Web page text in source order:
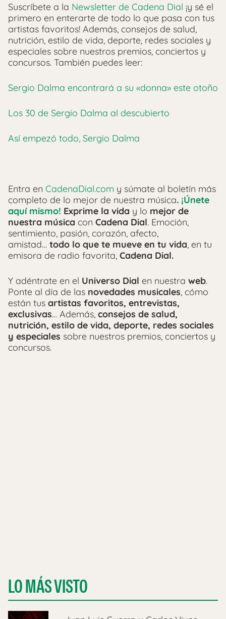
Suscríbete a la Newsletter de Cadena Dial ¡y sé el
primero en enterarte de todo lo que pasa con tus
artistas favoritos! Además, consejos de salud,
nutrición, estilo de vida, deporte, redes sociales y
especiales sobre nuestros premios, conciertos y
concursos. También puedes leer:
Sergio Dalma encontrará a su «donna» este otoño
Los 30 de Sergio Dalma al descubierto
Así empezó todo, Sergio Dalma
Entra en CadenaDial.com y súmate al boletín más
completo de lo mejor de nuestra música. ¡Únete
aquí mismo! Exprime la vida y lo mejor de
nuestra música con Cadena Dial. Emoción,
sentimiento, pasión, corazón, afecto,
amistad… todo lo que te mueve en tu vida, en tu
emisora de radio favorita, Cadena Dial.
Y adéntrate en el Universo Dial en nuestra web.
Ponte al día de las novedades musicales, cómo
están tus artistas favoritos, entrevistas,
exclusivas… Además, consejos de salud,
nutrición, estilo de vida, deporte, redes sociales
y especiales sobre nuestros premios, conciertos y
concursos.
LO MÁS VISTO